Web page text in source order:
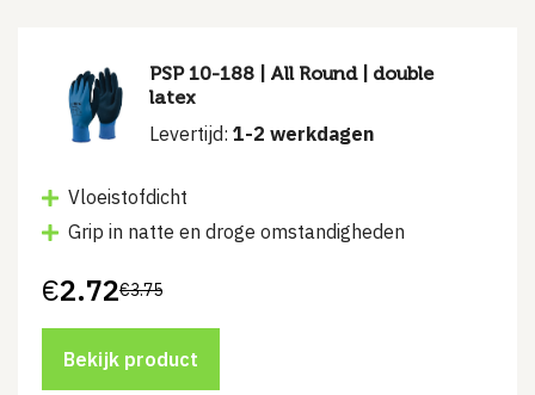
PSP 10-188 | All Round | double
latex
Levertijd: 1-2 werkdagen
Vloeistofdicht
Grip in natte en droge omstandigheden
€3.75
€2.72
Bekijk product